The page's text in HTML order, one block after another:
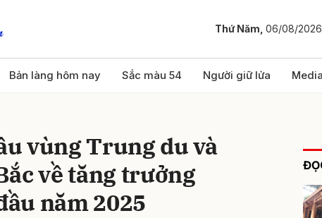
Thứ Năm, 06/08/2026
Bản làng hôm nay Sắc màu 54 Người giữ lửa Media
vùng Trung du và
về tăng trưởng
năm 2025
bình luận